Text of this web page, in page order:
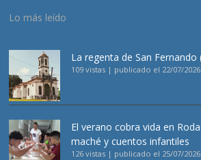
Lo más leído
La regenta de San Fernando
109 vistas | publicado el 22/07/2026
El verano cobra vida en
maché y cuentos infantiles
126 vistas | publicado el 25/07/2026